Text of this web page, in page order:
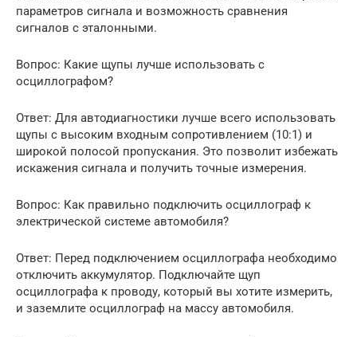
параметров сигнала и возможность сравнения
сигналов с эталонными.
Вопрос: Какие щупы лучше использовать с
осциллографом?
Ответ: Для автодиагностики лучше всего использовать
щупы с высоким входным сопротивлением (10:1) и
широкой полосой пропускания. Это позволит избежать
искажения сигнала и получить точные измерения.
Вопрос: Как правильно подключить осциллограф к
электрической системе автомобиля?
Ответ: Перед подключением осциллографа необходимо
отключить аккумулятор. Подключайте щуп
осциллографа к проводу, который вы хотите измерить,
и заземлите осциллограф на массу автомобиля.